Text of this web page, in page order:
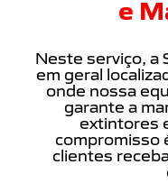
e
Neste serviço, a
em geral
onde nossa
garante a
extintores
compromisso
clientes